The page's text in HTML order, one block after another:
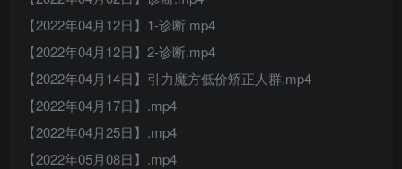
【2022年04月12日】1-诊断.mp4
【2022年04月12日】2-诊断.mp4
【2022年04月14日】引力魔方低价矫正人群.mp4
【2022年04月17日】.mp4
【2022年04月25日】.mp4
【2022年05月08日】.mp4